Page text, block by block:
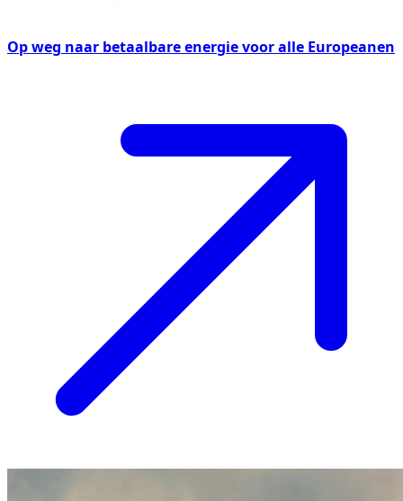
Op weg naar betaalbare energie voor alle Europeanen